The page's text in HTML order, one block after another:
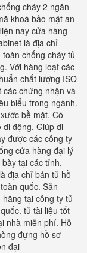
cháy 2 ngăn
khoá bảo mật an
nay cửa hàng
là địa chỉ
chống cháy tủ
Với hàng loạt các
chất lượng ISO
các chứng nhận và
biểu trong ngành.
bề mặt. Có
di động. Giúp di
được các công ty
cửa hàng đại lý
tại các tỉnh,
địa chỉ bán tủ hồ
quốc. Sản
tại công ty tủ
tủ tài liệu tốt
nhà miễn phí. Hỗ
đựng hồ sơ
đại